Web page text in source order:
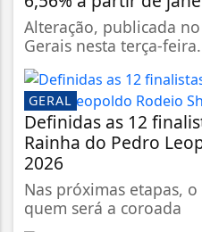
Alteração, publicada
Gerais nesta terça-
GERAL
Definidas as 12
Rainha do Pedro
2026
Nas próximas etapas,
quem será a coroada